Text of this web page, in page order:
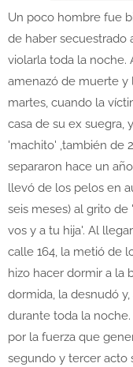
Un poco hombre fue
de haber secuestrado
violarla toda la noche.
amenazó de muerte y
martes, cuando la
casa de su ex suegra,
'machito' ,también de
separaron hace un
llevó de los pelos en
seis meses) al grito
vos y a tu hija'. Al
calle 164, la metió de
hizo hacer dormir a la
dormida, la desnudó
durante toda la
por la fuerza que
segundo y tercer acto